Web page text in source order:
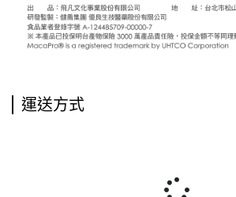
運送方式